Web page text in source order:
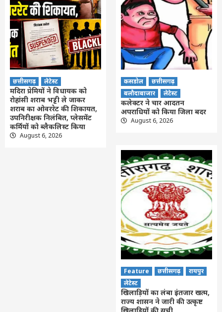
छत्तीसगढ़ लेटेस्ट
मदिरा प्रेमियों ने विधायक को
रोहांसी शराब भट्टी ले जाकर
शराब का ओवररेट की शिकायत,
उपनिरीक्षक निलंबित, प्लेसमेंट
कर्मियों को ब्लैकलिस्ट किया
August 6, 2026
कसडोल
छत्तीसगढ़
बलौदाबाजार
लेटेस्ट
कलेक्टर ने चार आदतन
अपराधियों को किया जिला बदर
August 6, 2026
Feature छत्तीसगढ़
रायपुर
लेटेस्ट
खिलाड़ियों का लंबा इंतजार खत्म,
राज्य शासन ने जारी की उत्कृष्ट